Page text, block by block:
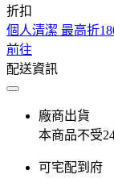
折扣
個人清潔 最高折
前往
配送資訊
廠商出貨
本商品不受
可宅配到府